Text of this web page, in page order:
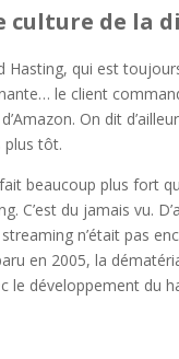
culture de la
Hasting, qui est
le client
On dit
plus tôt.
beaucoup plus fort
C’est du jamais vu.
streaming n’était pas
en 2005, la
le développement